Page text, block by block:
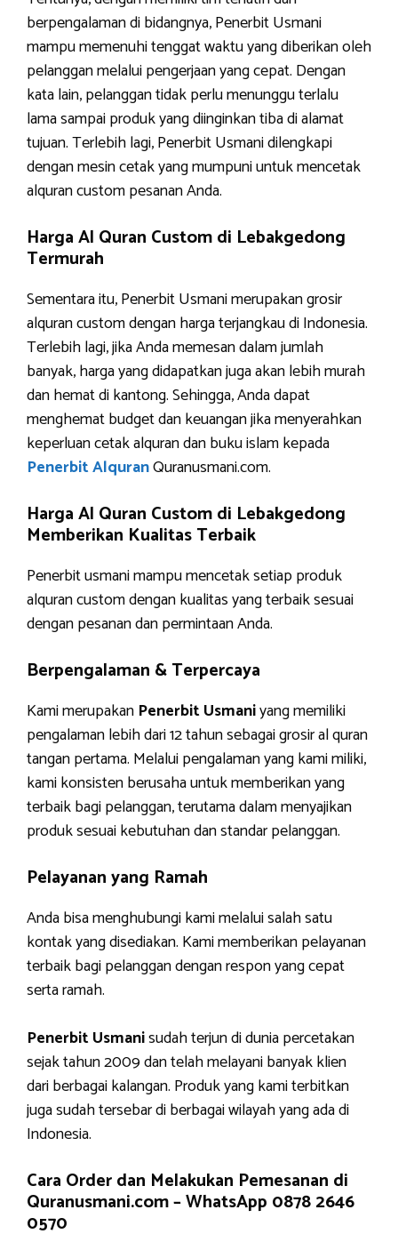
berpengalaman di bidangnya, Penerbit Usmani
mampu memenuhi tenggat waktu yang diberikan oleh
pelanggan melalui pengerjaan yang cepat. Dengan
kata lain, pelanggan tidak perlu menunggu terlalu
lama sampai produk yang diinginkan tiba di alamat
tujuan. Terlebih lagi, Penerbit Usmani dilengkapi
dengan mesin cetak yang mumpuni untuk mencetak
alquran custom pesanan Anda.
Harga Al Quran Custom di Lebakgedong
Termurah
Sementara itu, Penerbit Usmani merupakan grosir
alquran custom dengan harga terjangkau di Indonesia.
Terlebih lagi, jika Anda memesan dalam jumlah
banyak, harga yang didapatkan juga akan lebih murah
dan hemat di kantong. Sehingga, Anda dapat
menghemat budget dan keuangan jika menyerahkan
keperluan cetak alquran dan buku islam kepada
Penerbit AlquranQuranusmani.com.
Harga Al Quran Custom di Lebakgedong
Memberikan Kualitas Terbaik
Penerbit usmani mampu mencetak setiap produk
alquran custom dengan kualitas yang terbaik sesuai
dengan pesanan dan permintaan Anda.
Berpengalaman & Terpercaya
Kami merupakan Penerbit Usmaniyang memiliki
pengalaman lebih dari 12 tahun sebagai grosir al quran
tangan pertama. Melalui pengalaman yang kami miliki,
kami konsisten berusaha untuk memberikan yang
terbaik bagi pelanggan, terutama dalam menyajikan
produk sesuai kebutuhan dan standar pelanggan.
Pelayanan yang Ramah
Anda bisa menghubungi kami melalui salah satu
kontak yang disediakan. Kami memberikan pelayanan
terbaik bagi pelanggan dengan respon yang cepat
serta ramah.
Penerbit Usmanisudah terjun di dunia percetakan
sejak tahun 2009 dan telah melayani banyak klien
dari berbagai kalangan. Produk yang kami terbitkan
juga sudah tersebar di berbagai wilayah yang ada di
Indonesia.
Cara Order dan Melakukan Pemesanan di
Quranusmani.com –WhatsApp 0878 2646
0570